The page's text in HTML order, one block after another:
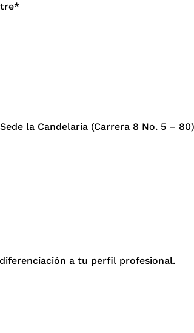
la Candelaria (Carrera 8 No. 5 –
a tu perfil profesional.